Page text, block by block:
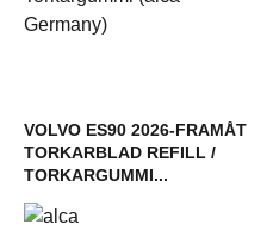
VOLVO ES90 2026-FRAMÅT
TORKARBLAD REFILL /
TORKARGUMMI...